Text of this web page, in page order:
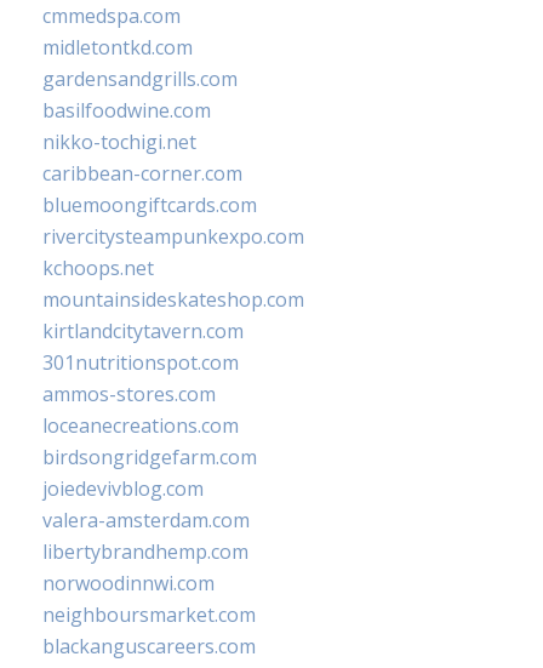
cmmedspa.com
midletontkd.com
gardensandgrills.com
basilfoodwine.com
nikko-tochigi.net
caribbean-corner.com
bluemoongiftcards.com
rivercitysteampunkexpo.com
kchoops.net
mountainsideskateshop.com
kirtlandcitytavern.com
301nutritionspot.com
ammos-stores.com
loceanecreations.com
birdsongridgefarm.com
joiedevivblog.com
valera-amsterdam.com
libertybrandhemp.com
norwoodinnwi.com
neighboursmarket.com
blackanguscareers.com